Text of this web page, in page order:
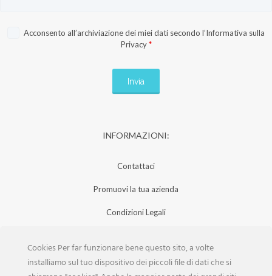
Acconsento all’archiviazione dei miei dati secondo l’Informativa sulla
Privacy *
INFORMAZIONI:
Contattaci
Promuovi la tua azienda
Condizioni Legali
Iscrizione Aziende
Cookies Per far funzionare bene questo sito, a volte
installiamo sul tuo dispositivo dei piccoli file di dati che si